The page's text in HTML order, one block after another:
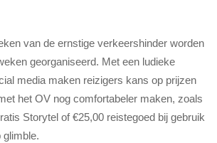
van de ernstige verkeershinder worden
georganiseerd. Met een ludieke
media maken reizigers kans op prijzen
het OV nog comfortabeler maken, zoals
Storytel of €25,00 reistegoed bij gebruik
glimble.